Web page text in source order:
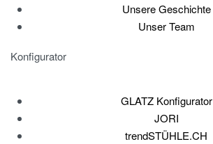
Unsere Geschichte
Unser Team
Konfigurator
GLATZ Konfigurator
JORI
trendSTÜHLE.CH